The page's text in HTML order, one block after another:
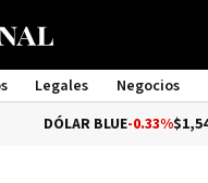
Legales Negocios
-0.33%$1,540.00